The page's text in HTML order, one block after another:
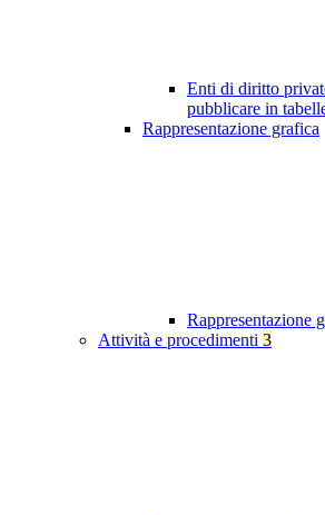
Enti di diritto
pubblicare in
Rappresentazione grafica
Rappresentazione
Attività e procedimenti 3